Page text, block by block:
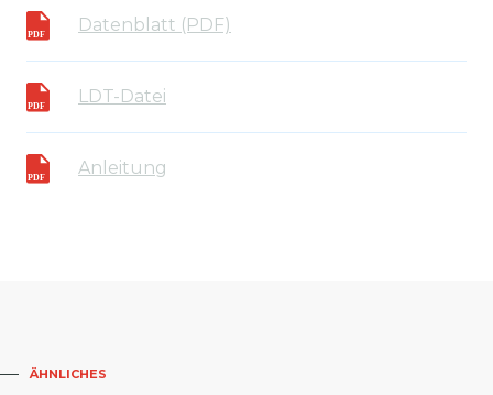
Datenblatt (PDF)
LDT-Datei
Anleitung
ÄHNLICHES